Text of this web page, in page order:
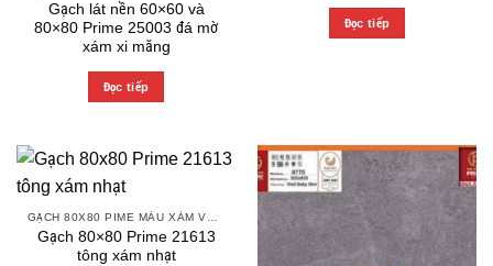
Gạch lát nền 60×60 và
80×80 Prime 25003 đá mờ
xám xi măng
Đọc tiếp
Đọc tiếp
GẠCH 80X80 PIME MÀU XÁM VÀ CÁC MÀU VÂN SÁNG NHẸ
Gạch 80×80 Prime 21613
tông xám nhạt